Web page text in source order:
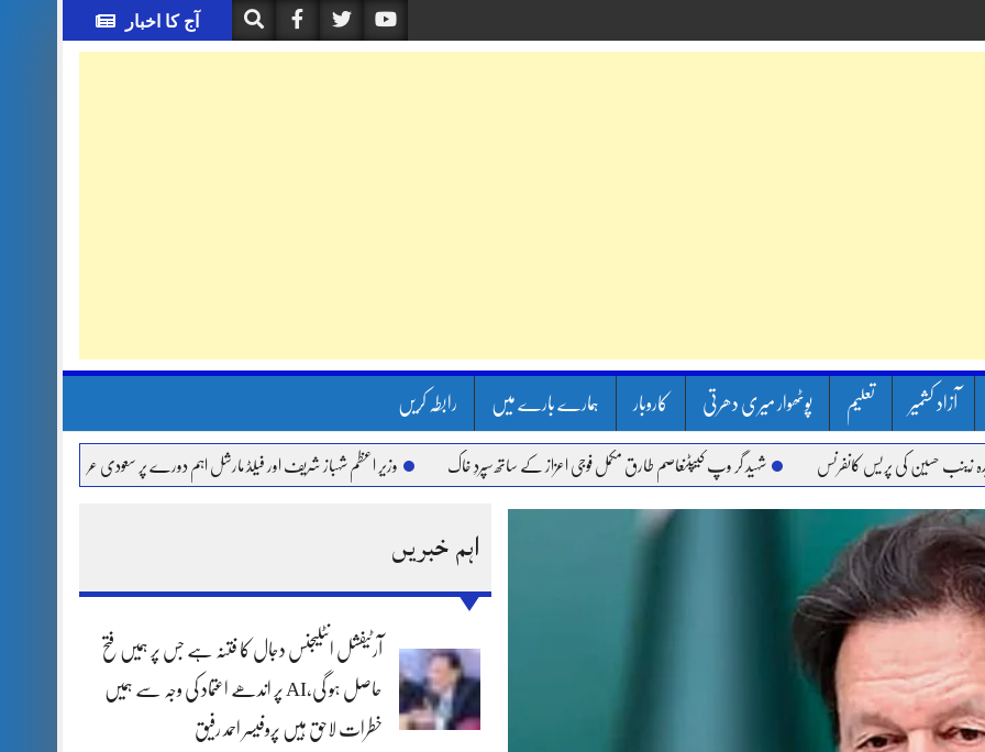
آج کا اخبار
آزاد کشمیر تعلیم پوٹھوار میری دھرتی کاروبار ہمارے بارے میں رابطہ کریں
کی پریس کانفرنس شہید گر وپ کیپٹنعاصم طارق مکمل فوجی اعزاز کے ساتھ سپردِ خاک وزیر اعظم شہباز شریف اور فیلڈ مارشل اہم دورے پر سعودی عرب روانہ
اہم خبریں
آرٹیفشل انٹلیجنس دجال کا فتنہ ہے جس پر ہمیں فتح
حاصل ہو گی،AI پر اندھے اعتماد کی وجہ سے ہمیں
خطرات لاحق ہیں پروفیسر احمد رفیق